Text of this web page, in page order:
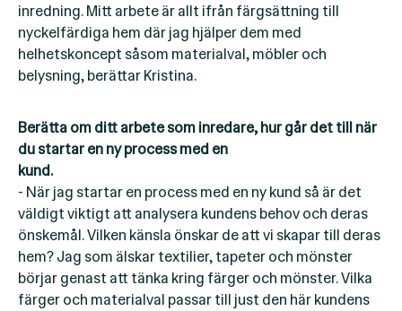
inredning. Mitt arbete är allt ifrån färgsättning till
nyckelfärdiga hem där jag hjälper dem med
helhetskoncept såsom materialval, möbler och
belysning, berättar Kristina.
Berätta om ditt arbete som inredare, hur går det till när
du startar en ny process med en
kund.
- När jag startar en process med en ny kund så är det
väldigt viktigt att analysera kundens behov och deras
önskemål. Vilken känsla önskar de att vi skapar till deras
hem? Jag som älskar textilier, tapeter och mönster
börjar genast att tänka kring färger och mönster. Vilka
färger och materialval passar till just den här kundens